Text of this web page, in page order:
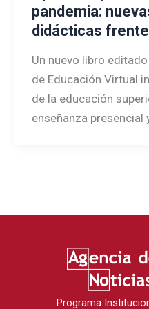
pandemia:
didácticas
Un nuevo libro
de Educación Virtual
de la educación
enseñanza presencial
Programa